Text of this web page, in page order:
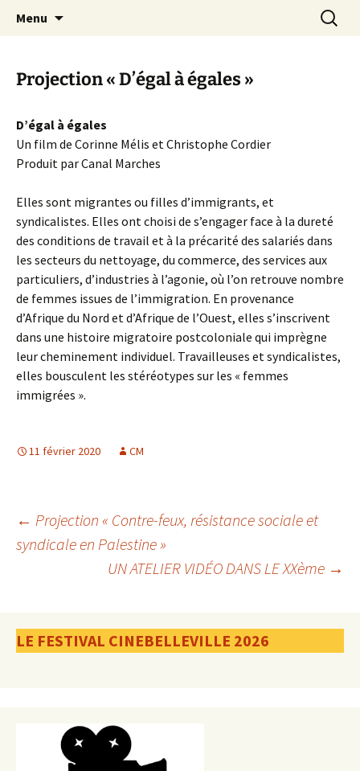
Canal Marches
Menu
Projection « D’égal à égales »
D’égal à égales
Un film de Corinne Mélis et Christophe Cordier
Produit par Canal Marches
Elles sont migrantes ou filles d’immigrants, et
syndicalistes. Elles ont choisi de s’engager face à la dureté
des conditions de travail et à la précarité des salariés dans
les secteurs du nettoyage, du commerce, des services aux
particuliers, d’industries à l’agonie, où l’on retrouve nombre
de femmes issues de l’immigration. En provenance
d’Afrique du Nord et d’Afrique de l’Ouest, elles s’inscrivent
dans une histoire migratoire postcoloniale qui imprègne
leur cheminement individuel. Travailleuses et syndicalistes,
elles bousculent les stéréotypes sur les « femmes
immigrées ».
11 février 2020 CM
Navigation
articles
← Projection « Contre-feux, résistance sociale et
syndicale en Palestine »
UN ATELIER VIDÉO DANS LE XXème →
LE FESTIVAL CINEBELLEVILLE 2026